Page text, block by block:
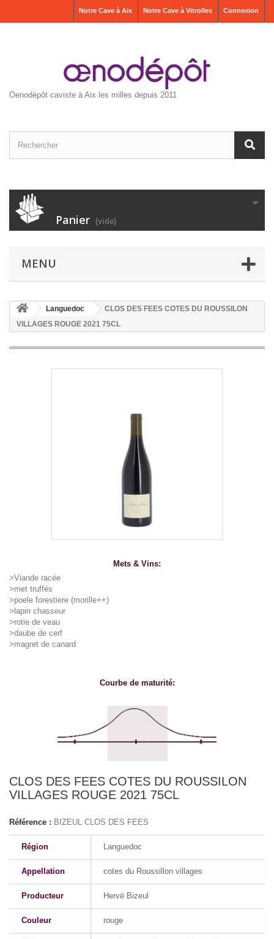
Connexion
Notre Cave à Vitrolles
Notre Cave à Aix
Oenodépôt caviste à Aix les milles depuis 2011
Panier (vide)
MENU
Languedoc
CLOS DES FEES COTES DU ROUSSILON
VILLAGES ROUGE 2021 75CL
Mets & Vins:
>Viande racée
>met truffés
>poele forestiere (morille++)
>lapin chasseur
>rotie de veau
>daube de cerf
>magret de canard
Courbe de maturité:
CLOS DES FEES COTES DU ROUSSILON
VILLAGES ROUGE 2021 75CL
Référence : BIZEUL CLOS DES FEES
Région Languedoc
Appellation cotes du Roussillon villages
Producteur Hervé Bizeul
Couleur rouge